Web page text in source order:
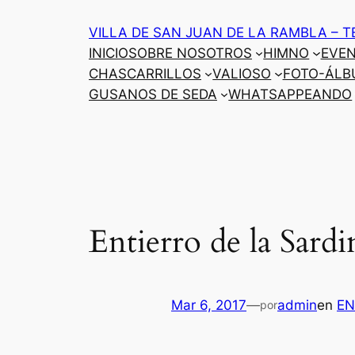
VILLA DE SAN JUAN DE LA RAMBLA –
INICIOSOBRE NOSOTROS HIMNO
CHASCARRILLOS
VALIOSO FOTO-
GUSANOS DE SEDA
WHATSAPPEANDO
Entierro de la
Mar 6, 2017—poradminen